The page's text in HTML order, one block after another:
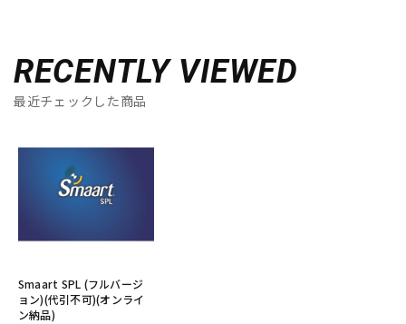
RECENTLY VIEWED
最近チェックした商品
Smaart SPL (フルバージ
ョン)(代引不可)(オンライ
ン納品)